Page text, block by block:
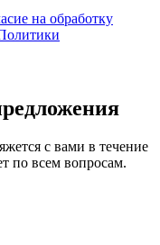
на обработку
с вами в течение
по всем вопросам.